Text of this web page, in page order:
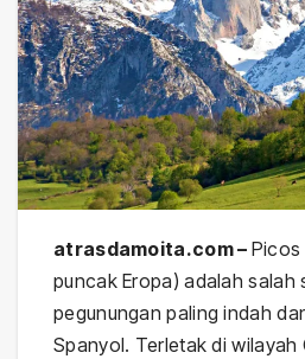
atrasdamoita.com – Picos
puncak Eropa) adalah salah
pegunungan paling indah
Spanyol. Terletak di wilayah